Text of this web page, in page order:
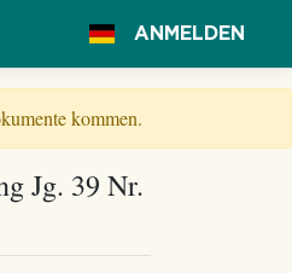
ANMELDEN
kommen.
Jg. 39 Nr.